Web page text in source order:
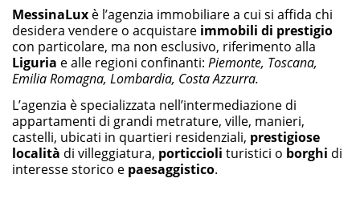
MessinaLux è l’agenzia immobiliare a cui si affida chi
desidera vendere o acquistare immobili di prestigio
con particolare, ma non esclusivo, riferimento alla
Liguria e alle regioni confinanti: Piemonte, Toscana,
Emilia Romagna, Lombardia, Costa Azzurra.
L’agenzia è specializzata nell’intermediazione di
appartamenti di grandi metrature, ville, manieri,
castelli, ubicati in quartieri residenziali, prestigiose
località di villeggiatura, porticcioli turistici o borghi di
interesse storico e paesaggistico.